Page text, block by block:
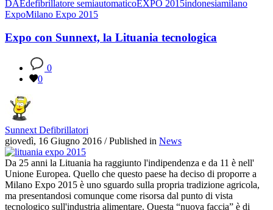
DAEdefibrillatore semiautomaticoEXPO 2015indonesiamilano
ExpoMilano Expo 2015
Expo con Sunnext, la Lituania tecnologica
0
0
Sunnext Defibrillatori
giovedì, 16 Giugno 2016 / Published in News
Da 25 anni la Lituania ha raggiunto l'indipendenza e da 11 è nell'
Unione Europea. Quello che questo paese ha deciso di proporre a
Milano Expo 2015 è uno sguardo sulla propria tradizione agricola,
ma presentandosi comunque come risorsa dal punto di vista
tecnologico sull'industria alimentare. Questa “nuova faccia” è di